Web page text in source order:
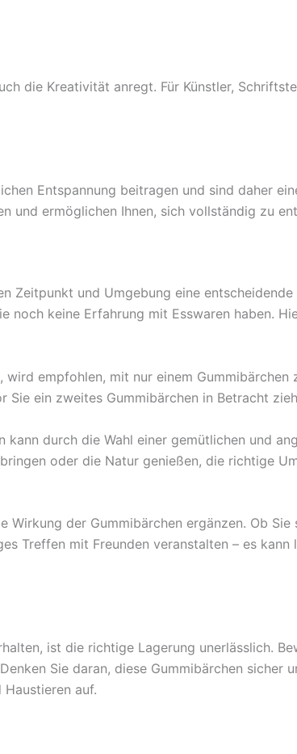
die Kreativität anregt. Für Künstler,
Entspannung beitragen und sind daher
und ermöglichen Ihnen, sich vollständig zu
Zeitpunkt und Umgebung eine entscheidende
noch keine Erfahrung mit Esswaren haben.
empfohlen, mit nur einem Gummibärchen
ein zweites Gummibärchen in Betracht
kann durch die Wahl einer gemütlichen und
oder die Natur genießen, die richtige
Wirkung der Gummibärchen ergänzen. Ob
Treffen mit Freunden veranstalten – es kann
ist die richtige Lagerung unerlässlich.
Sie daran, diese Gummibärchen sicher
auf.